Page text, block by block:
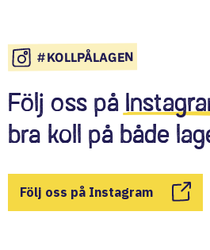
#KOLLPÅLAGEN
Följ oss på
bra koll på både
Följ oss på Instagram